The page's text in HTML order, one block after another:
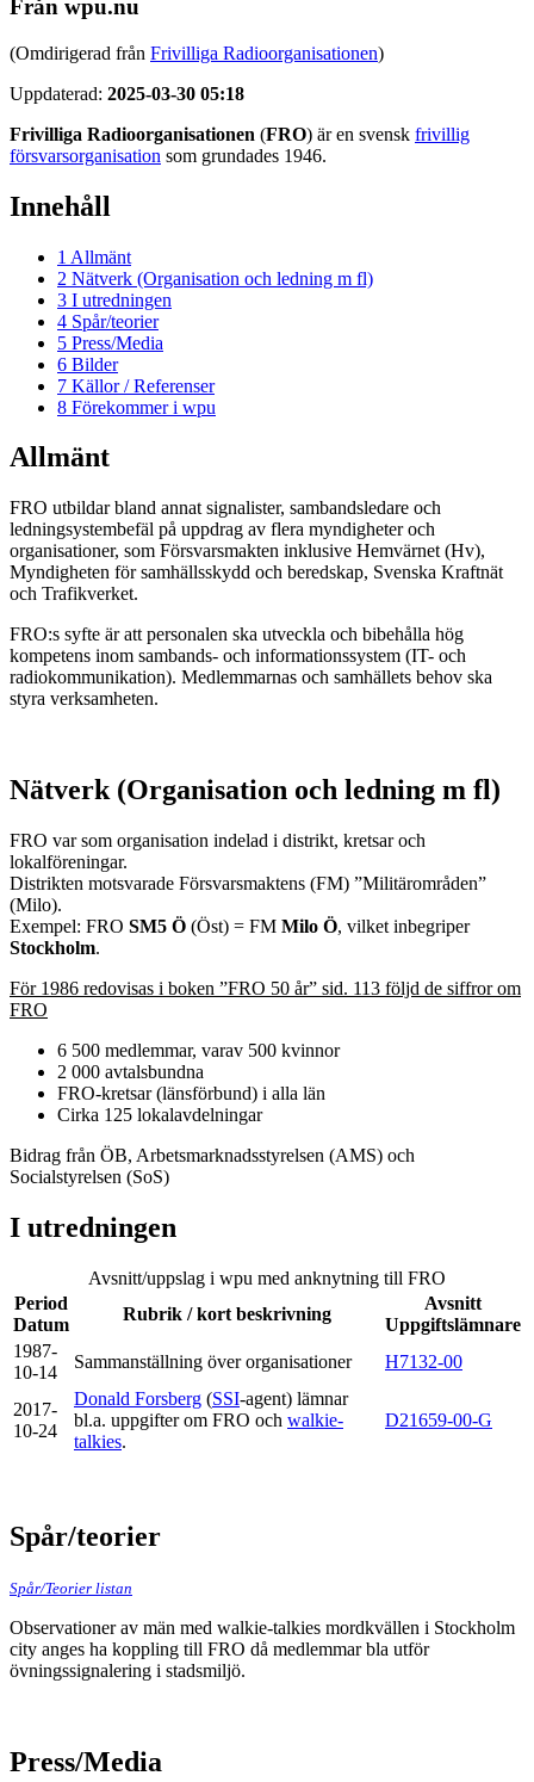
Från wpu.nu
(Omdirigerad från Frivilliga Radioorganisationen)
Uppdaterad: 2025-03-30 05:18
Frivilliga Radioorganisationen (FRO) är en svensk frivillig
försvarsorganisation som grundades 1946.
Innehåll
1 Allmänt
2 Nätverk (Organisation och ledning m fl)
3 I utredningen
4 Spår/teorier
5 Press/Media
6 Bilder
7 Källor / Referenser
8 Förekommer i wpu
Allmänt
FRO utbildar bland annat signalister, sambandsledare och
ledningsystembefäl på uppdrag av flera myndigheter och
organisationer, som Försvarsmakten inklusive Hemvärnet (Hv),
Myndigheten för samhällsskydd och beredskap, Svenska Kraftnät
och Trafikverket.
FRO:s syfte är att personalen ska utveckla och bibehålla hög
kompetens inom sambands- och informationssystem (IT- och
radiokommunikation). Medlemmarnas och samhällets behov ska
styra verksamheten.
Nätverk (Organisation och ledning m fl)
FRO var som organisation indelad i distrikt, kretsar och
lokalföreningar.
Distrikten motsvarade Försvarsmaktens (FM) ”Militärområden”
(Milo).
Exempel: FRO SM5 Ö (Öst) = FM Milo Ö, vilket inbegriper
Stockholm.
För 1986 redovisas i boken ”FRO 50 år” sid. 113 följd de siffror om
FRO
6 500 medlemmar, varav 500 kvinnor
2 000 avtalsbundna
FRO-kretsar (länsförbund) i alla län
Cirka 125 lokalavdelningar
Bidrag från ÖB, Arbetsmarknadsstyrelsen (AMS) och
Socialstyrelsen (SoS)
I utredningen
Avsnitt/uppslag i wpu med anknytning till FRO
Period
Datum
Rubrik / kort beskrivning
Avsnitt
Uppgiftslämnare
1987-
10-14
Sammanställning över organisationer H7132-00
2017-
10-24
Donald Forsberg (SSI-agent) lämnar
bl.a. uppgifter om FRO och walkie-
talkies.
D21659-00-G
Spår/teorier
Spår/Teorier listan
Observationer av män med walkie-talkies mordkvällen i Stockholm
city anges ha koppling till FRO då medlemmar bla utför
övningssignalering i stadsmiljö.
Press/Media